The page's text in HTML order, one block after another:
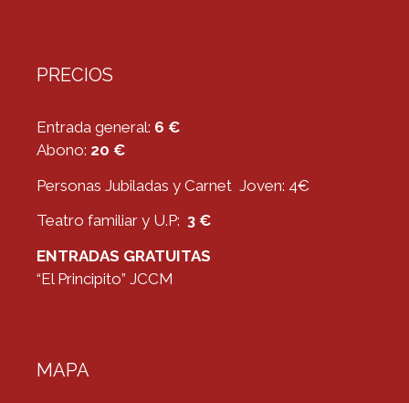
PRECIOS
Entrada general: 6 €
Abono: 20 €
Personas Jubiladas y Carnet Joven: 4€
Teatro familiar y U.P: 3 €
ENTRADAS GRATUITAS
“El Principito” JCCM
MAPA